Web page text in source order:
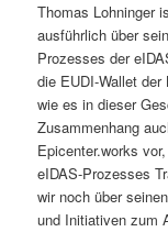
h
a
l
t
s
I
n
h
a
Thomas Lohninger
ausführlich über
Prozesses der
die EUDI-Wallet
wie es in dieser
Zusammenhang
Epicenter.works
eIDAS-Prozesses
wir noch über
und Initiativen zum